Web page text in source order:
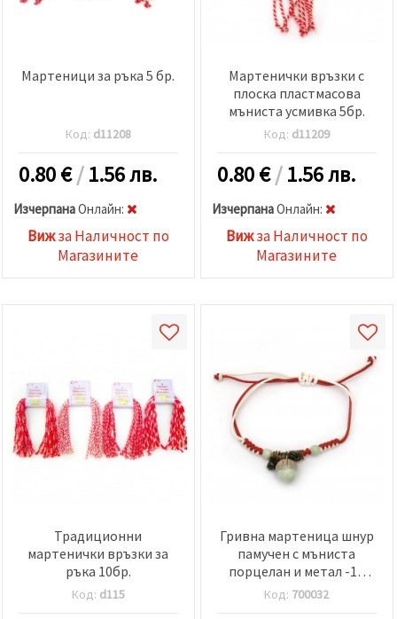
Мартеници за ръка 5 бр.
Код: d11208
0.80€/1.56 лв.
ИзчерпанаOнлайн:
Вижза Наличност по
Магазините
Мартенички връзки с
плоска пластмасова
мъниста усмивка 5бр.
Код: d11209
0.80€/1.56 лв.
ИзчерпанаOнлайн:
Вижза Наличност по
Магазините
Традиционни
мартенички връзки за
ръка 10бр.
Код: d115
Гривна мартеница шнур
памучен с мъниста
порцелан и метал -10
броя
Код: 700032